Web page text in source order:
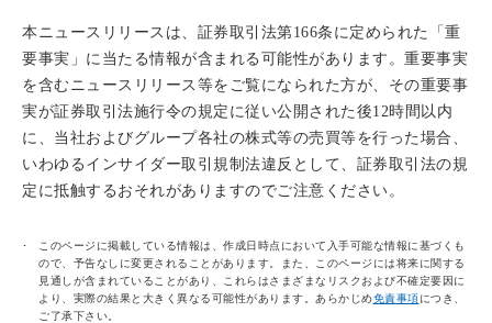
本ニュースリリースは、証券取引法第166条に定められた「重
要事実」に当たる情報が含まれる可能性があります。重要事実
を含むニュースリリース等をご覧になられた方が、その重要事
実が証券取引法施行令の規定に従い公開された後12時間以内
に、当社およびグループ各社の株式等の売買等を行った場合、
いわゆるインサイダー取引規制法違反として、証券取引法の規
定に抵触するおそれがありますのでご注意ください。
このページに掲載している情報は、作成日時点において入手可能な情報に基づくも
ので、予告なしに変更されることがあります。また、このページには将来に関する
見通しが含まれていることがあり、これらはさまざまなリスクおよび不確定要因に
より、実際の結果と大きく異なる可能性があります。あらかじめ免責事項につき、
ご了承下さい。